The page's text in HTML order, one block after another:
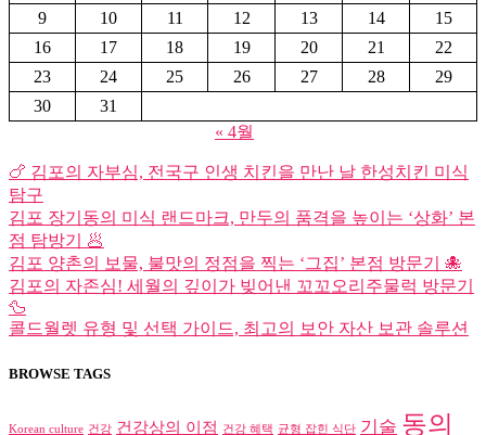
9
10 11 12 13 14
15
16
17 18 19 20 21
22
23
24 25 26 27 28
29
30
31
« 4월
🍗 김포의 자부심, 전국구 인생 치킨을 만난 날 한성치킨 미식
탐구
김포 장기동의 미식 랜드마크, 만두의 품격을 높이는 ‘상화’ 본
점 탐방기 🥟
김포 양촌의 보물, 불맛의 정점을 찍는 ‘그집’ 본점 방문기 🐙
김포의 자존심! 세월의 깊이가 빚어낸 꼬꼬오리주물럭 방문기
🦆
콜드월렛 유형 및 선택 가이드, 최고의 보안 자산 보관 솔루션
BROWSE TAGS
Korean culture 건강 건강상의 이점 건강 혜택 균형 잡힌 식단 기술 동의